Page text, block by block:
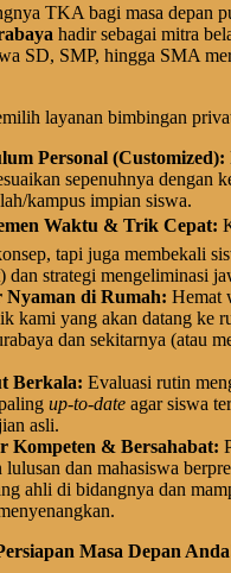
TKA bagi masa depan
hadir sebagai mitra
SD, SMP, hingga SMA
layanan bimbingan
Personal (Customized):
sepenuhnya dengan
kampus impian siswa.
Waktu & Trik Cepat:
tapi juga membekali
dan strategi mengeliminasi
Nyaman di Rumah: Hemat
kami yang akan datang ke
dan sekitarnya (atau
Berkala: Evaluasi rutin
up-to-date agar siswa
asli.
Kompeten & Bersahabat:
lulusan dan mahasiswa
ahli di bidangnya dan
Masa Depan